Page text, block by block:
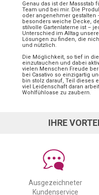
Genau das ist der
Team und bei mir. Die
oder angenehmer gestalten
besonders weiche Decke,
stilvolle Gartenlaterne ist –
Unterschied im Alltag
Lösungen zu finden, die
und nützlich.
Die Möglichkeit, so tief in
einzutauchen und dabei
vielen Menschen Freude
bei Casativo so einzigartig
bin stolz darauf, Teil dieses
viel Leidenschaft daran
Wohlfühloase zu zaubern.
IHRE
Ausgezeichneter
Kundenservice